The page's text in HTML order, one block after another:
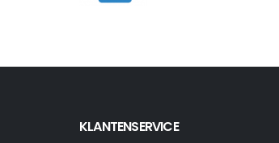
KLANTENSERVICE